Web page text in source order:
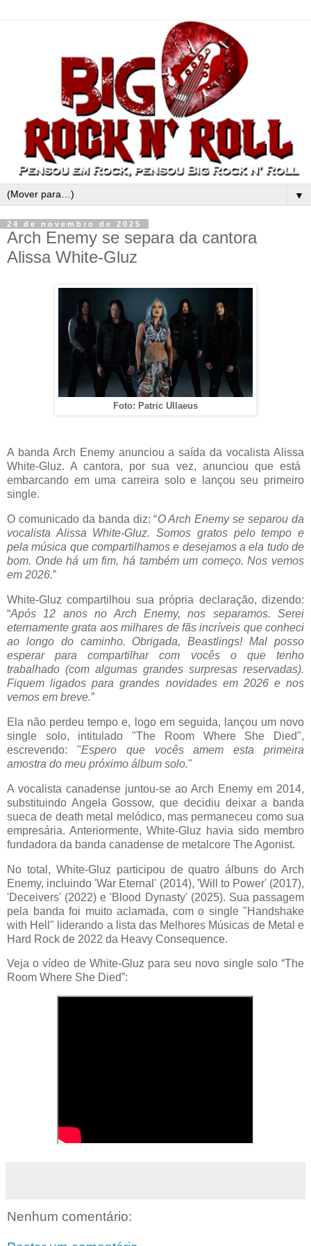
▼
24 de novembro de 2025
Arch Enemy se separa da cantora
Alissa White-Gluz
Foto: Patric Ullaeus
A banda Arch Enemyanunciou a saída da vocalistaAlissa
White-Gluz. A cantora, por sua vez, anunciou que está
embarcando em uma carreira solo e lançou seu primeiro
single.
O comunicado da banda diz: “OArch Enemyse separou da
vocalista Alissa White-Gluz. Somos gratos pelo tempo e
pela música que compartilhamos e desejamos a ela tudo de
bom. Onde há um fim, há também um começo. Nos vemos
em 2026.”
White-Gluz compartilhou sua própria declaração, dizendo:
“Após 12 anos no Arch Enemy, nos separamos. Serei
eternamente grata aos milhares de fãs incríveis que conheci
ao longo do caminho. Obrigada,Beastlings! Mal posso
esperar para compartilhar com vocês o que tenho
trabalhado (com algumas grandes surpresas reservadas).
Fiquem ligados para grandes novidades em 2026 e nos
vemos em breve.”
Ela não perdeu tempo e, logo em seguida, lançou um novo
single solo, intitulado "The
Room Where She Died",
escrevendo: "Espero que vocês amem esta primeira
amostra do meu próximo álbum solo."
A vocalista canadense juntou-se ao Arch Enemy em 2014,
substituindo Angela Gossow, que decidiu deixar a banda
sueca de death metal melódico, mas permaneceu como sua
empresária. Anteriormente, White-Gluz havia sido membro
fundadora da banda canadense de metalcore TheAgonist.
No total, White-Gluz participou de quatro álbuns do Arch
Enemy, incluindo 'War Eternal' (2014), 'Will toPower' (2017),
'Deceivers' (2022) e 'Blood Dynasty'(2025). Sua passagem
pela banda foi muito aclamada, com o single "Handshake
with Hell" liderando a lista das Melhores Músicas de Metal e
Hard Rock de 2022 da Heavy Consequence.
Veja o vídeo de White-Gluzpara seu novo single solo “The
Room Where She Died”:
Nenhum comentário: